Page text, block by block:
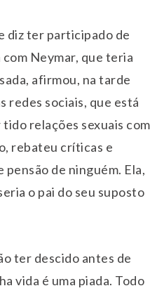
diz ter participado de
Neymar, que teria
afirmou, na tarde
redes sociais, que está
relações sexuais com
rebateu críticas e
de ninguém. Ela,
o pai do seu suposto
ter descido antes de
vida é uma piada. Todo